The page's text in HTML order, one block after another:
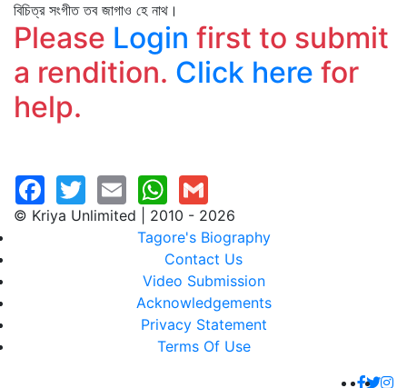
বিচিত্র সংগীত তব জাগাও হে নাথ।
Please Login first to submit
a rendition. Click here for
help.
© Kriya Unlimited | 2010 - 2026
Tagore's Biography
Contact Us
Video Submission
Acknowledgements
Privacy Statement
Terms Of Use